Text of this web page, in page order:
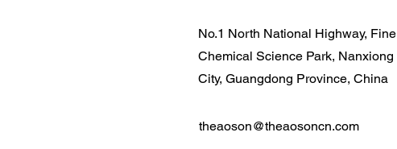
No.1 North National Highway, Fine
Chemical Science Park, Nanxiong
City, Guangdong Province, China
theaoson@theaosoncn.com